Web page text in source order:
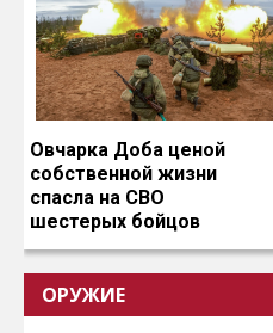
Овчарка Доба ценой
собственной жизни
спасла на СВО
шестерых бойцов
ОРУЖИЕ